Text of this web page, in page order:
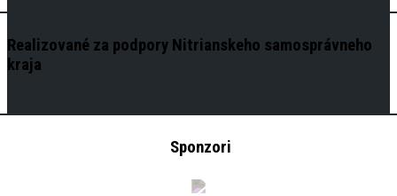
Realizované za podpory Nitrianskeho samosprávneho
kraja
Sponzori